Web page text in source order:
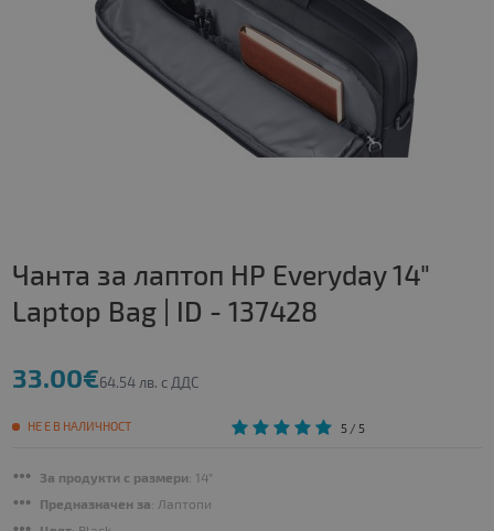
Чанта за лаптоп HP Everyday 14"
Laptop Bag | ID - 137428
33.00€64.54 лв. с ДДС
НЕ Е В НАЛИЧНОСТ 5 / 5
За продукти с размери: 14"
Предназначен за: Лаптопи